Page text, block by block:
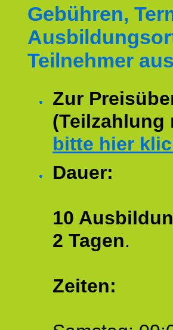
Gebühren,
Teilnehmer
Zur
(Teilzahlung
bitte hier
Dauer:
10
2 Tagen.
Zeiten: